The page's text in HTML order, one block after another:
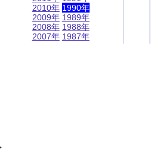
2010年
2009年
2008年
2007年
1990年
1989年
1988年
1987年